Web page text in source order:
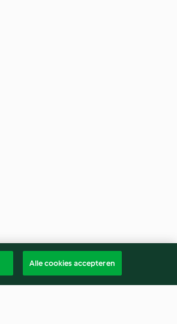
Alle cookies accepteren